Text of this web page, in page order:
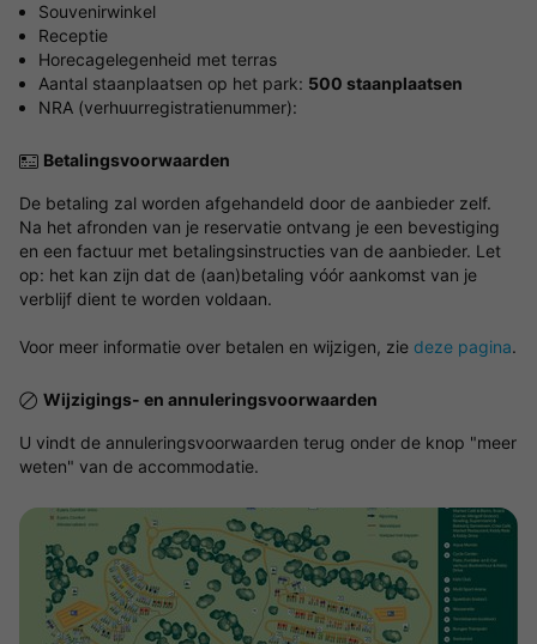
Souvenirwinkel
Receptie
Horecagelegenheid met terras
Aantal staanplaatsen op het park: 500 staanplaatsen
NRA (verhuurregistratienummer):
Betalingsvoorwaarden
De betaling zal worden afgehandeld door de aanbieder zelf.
Na het afronden van je reservatie ontvang je een bevestiging
en een factuur met betalingsinstructies van de aanbieder. Let
op: het kan zijn dat de (aan)betaling vóór aankomst van je
verblijf dient te worden voldaan.
Voor meer informatie over betalen en wijzigen, zie deze pagina.
Wijzigings- en annuleringsvoorwaarden
U vindt de annuleringsvoorwaarden terug onder de knop "meer
weten" van de accommodatie.
Bekijk de kaart